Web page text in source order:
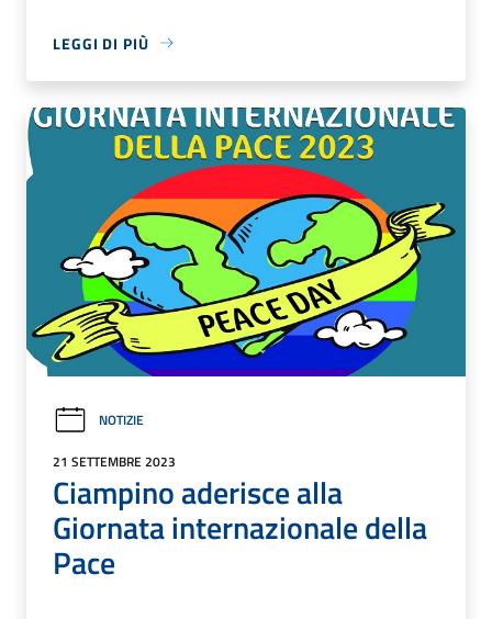
LEGGI DI PIÙ
NOTIZIE
21 SETTEMBRE 2023
Ciampino aderisce alla
Giornata internazionale della
Pace